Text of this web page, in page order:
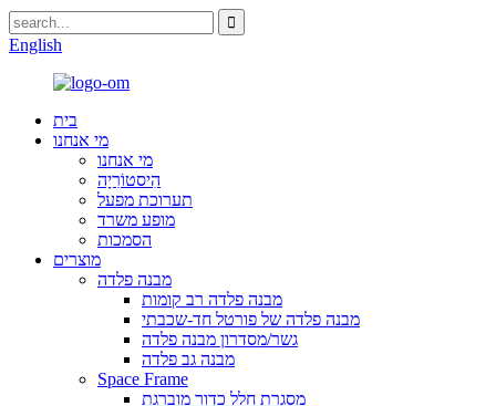
English
בית
מי אנחנו
מי אנחנו
הִיסטוֹרִיָה
תערוכת מפעל
מופע משרד
הסמכות
מוצרים
מבנה פלדה
מבנה פלדה רב קומות
מבנה פלדה של פורטל חד-שכבתי
גשר/מסדרון מבנה פלדה
מבנה גב פלדה
Space Frame
מסגרת חלל כדור מוברגת